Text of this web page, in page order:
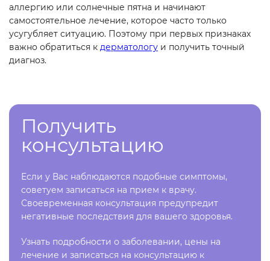
аллергию или солнечные пятна и начинают
самостоятельное лечение, которое часто только
усугубляет ситуацию. Поэтому при первых признаках
важно обратиться к дерматологу и получить точный
диагноз.
Получить
консультацию
Если у Вас наблюдаются подобные симптомы,
советуем записаться на прием к врачу.
Своевременная консультация предупредит
негативные последствия для вашего здоровья.
Узнать подробности о заболевании, цены на
лечение и записаться на консультацию к